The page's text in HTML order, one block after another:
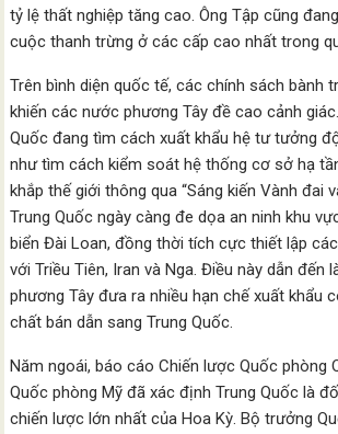
tỷ lệ thất nghiệp tăng cao. Ông Tập cũng
cuộc thanh trừng ở các cấp cao nhất trong
Trên bình diện quốc tế, các chính sách bành
khiến các nước phương Tây đề cao cảnh
Quốc đang tìm cách xuất khẩu hệ tư tưởng
như tìm cách kiểm soát hệ thống cơ sở hạ
khắp thế giới thông qua “Sáng kiến Vành đai
Trung Quốc ngày càng đe dọa an ninh khu
biển Đài Loan, đồng thời tích cực thiết lập
với Triều Tiên, Iran và Nga. Điều này dẫn đến
phương Tây đưa ra nhiều hạn chế xuất khẩu
chất bán dẫn sang Trung Quốc.
Năm ngoái, báo cáo Chiến lược Quốc phòng
Quốc phòng Mỹ đã xác định Trung Quốc là
chiến lược lớn nhất của Hoa Kỳ. Bộ trưởng